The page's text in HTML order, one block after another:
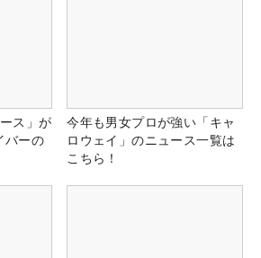
ス」が
バーの
今年も男女プロが強い「キャ
ロウェイ」のニュース一覧は
こちら！